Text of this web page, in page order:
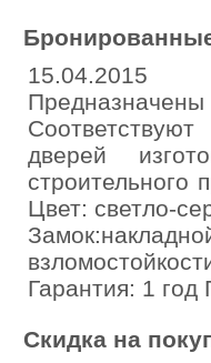
15.04.2015
дверей
Цвет: светло-
Гарантия: 1 год
Скидка на